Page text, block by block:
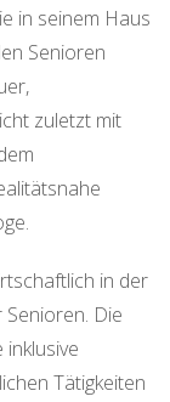
in seinem Haus
Senioren
zuletzt mit
in der
Die
Tätigkeiten